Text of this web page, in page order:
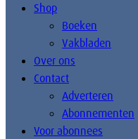
Shop
Boeken
Vakbladen
Over ons
Contact
Adverteren
Abonnementen
Voor abonnees